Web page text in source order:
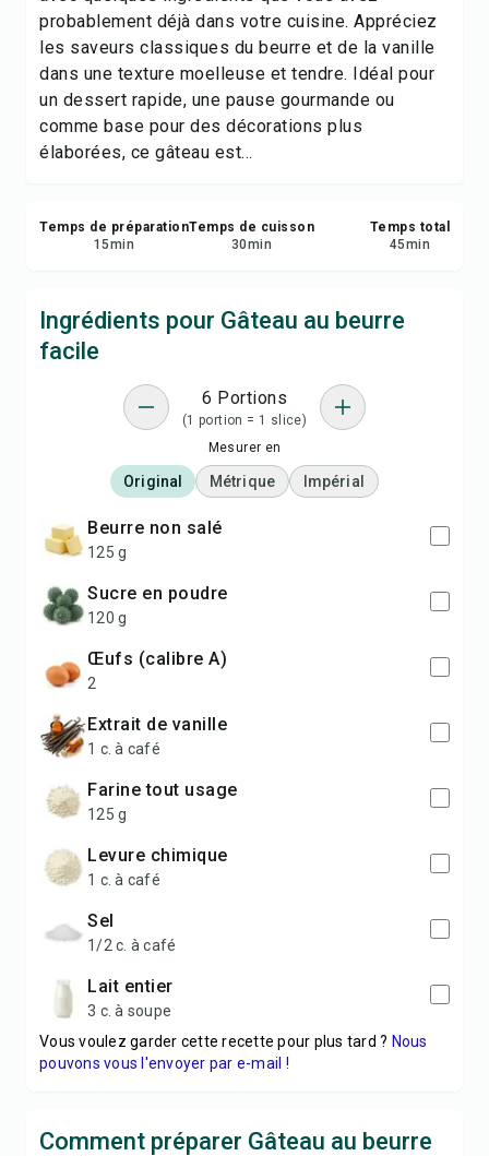
probablement déjà dans votre cuisine. Appréciez
les saveurs classiques du beurre et de la vanille
dans une texture moelleuse et tendre. Idéal pour
un dessert rapide, une pause gourmande ou
comme base pour des décorations plus
élaborées, ce gâteau est...
Temps de préparation
15min
Temps de cuisson
30min
Temps total
45min
Ingrédients pour Gâteau au beurre
facile
6 Portions
(1 portion = 1 slice)
Mesurer en
Original Métrique Impérial
beurre non salé
125 g
sucre en poudre
120 g
œufs (calibre A)
2
extrait de vanille
1 c. à café
farine tout usage
125 g
levure chimique
1 c. à café
sel
1/2 c. à café
lait entier
3 c. à soupe
Vous voulez garder cette recette pour plus tard ? Nous
pouvons vous l'envoyer par e-mail !
Comment préparer Gâteau au beurre